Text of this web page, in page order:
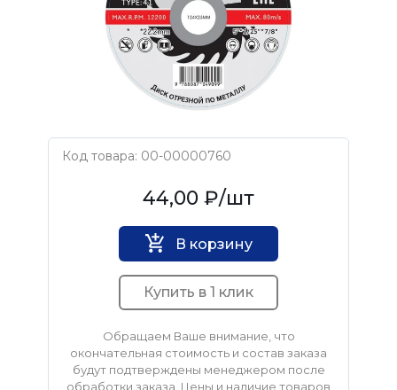
Код товара: 00-00000760
GREATFLEX44,00 ₽/шт
В корзину
Купить в 1 клик
Обращаем Ваше внимание, что
окончательная стоимость и состав заказа
будут подтверждены менеджером после
обработки заказа. Цены и наличие товаров